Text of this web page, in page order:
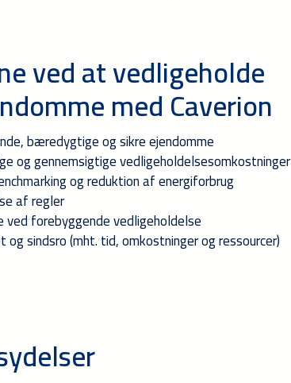
ved at vedligeholde
med Caverion
bæredygtige og sikre ejendomme
og gennemsigtige vedligeholdelsesomkostninger
og reduktion af energiforbrug
af regler
ved forebyggende vedligeholdelse
sindsro (mht. tid, omkostninger og ressourcer)